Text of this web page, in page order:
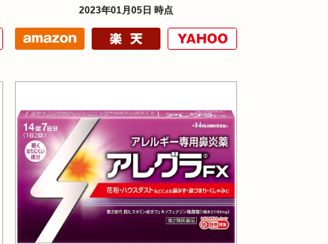
2023年01月05日 時点